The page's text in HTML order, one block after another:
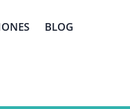
BLOG